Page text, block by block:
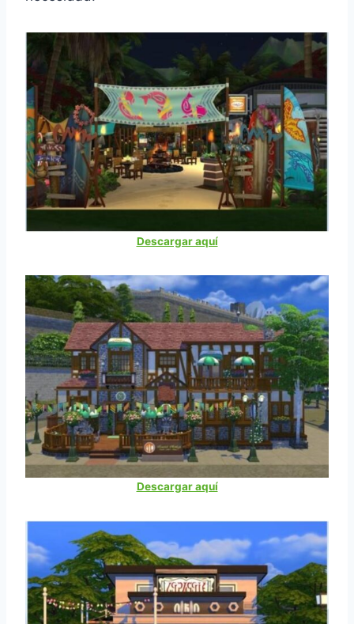
Descargar aquí
Descargar aquí